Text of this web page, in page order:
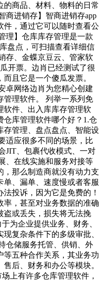
商品、材料、物料的日常
商进销存】智商进销存app
件，通过它可以随时查看公
理】仓库库存管理是一款
盘点，可扫描查看详细信
存、金蝶京豆云、管家软
开票。边肖已经测试了很
且它是一个傻瓜发票。
卓网络边肖为您精心创建
管理软件。 列举一系列免
软件、出入库库存管理软
仓库管理软件哪个好？1.仓
存管理、盘点盘点、智能设
适应很多不同的场景，比
JIT、包裹代收模式、一对
、在线实施和服务对接等
，那么制造商就没有动力支
、漏单、速度慢或者客服
投诉，因为它是免费的！
率，甚至对业务数据的准确
盗或丢失，损失将无法挽
为企业提供业务、财务、
复杂条件下的多级审批、
仓储服务托管、供销、外
等五种合作关系，其业务功
后、财务和办公等模块。
上有许多仓库管理软件，